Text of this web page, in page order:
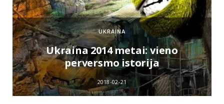
UKRAINA
Ukraina 2014 metai: vieno
perversmo istorija
2018-02-21